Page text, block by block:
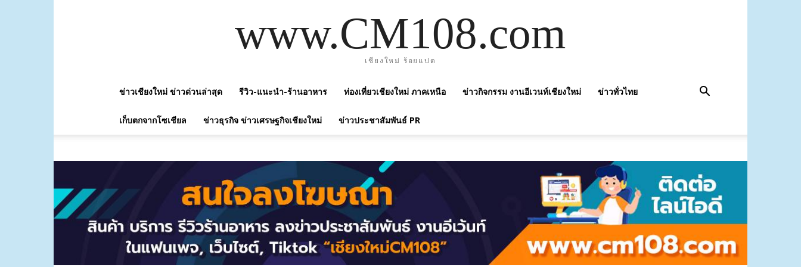
www.CM108.com
เชียงใหม่ ร้อยแปด
ข่าวเชียงใหม่ ข่าวด่วนล่าสุด รีวิว-แนะนำ-ร้านอาหาร ท่องเที่ยวเชียงใหม่ ภาคเหนือ ข่าวกิจกรรม งานอีเวนท์เชียงใหม่ ข่าวทั่วไทย
เก็บตกจากโซเชียล ข่าวธุรกิจ ข่าวเศรษฐกิจเชียงใหม่ ข่าวประชาสัมพันธ์ PR